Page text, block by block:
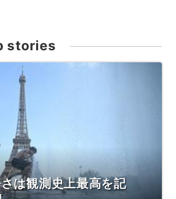
stories
は観測史上最高を記